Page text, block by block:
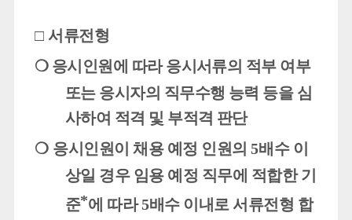
□ 서류전형
❍ 응시인원에 따라 응시서류의 적부 여부
또는 응시자의 직무수행 능력 등을 심
사하여 적격 및 부적격 판단
❍ 응시인원이채용 예정 인원의5배수 이
상일 경우 임용 예정 직무에 적합한 기
준*에 따라5배수 이내로 서류전형 합